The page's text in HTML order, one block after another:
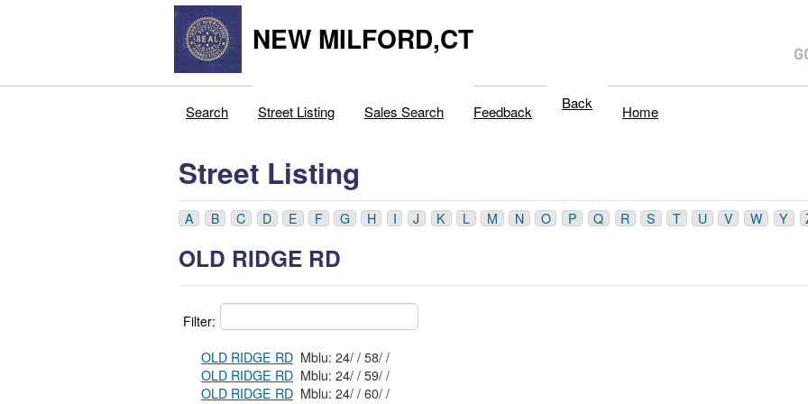
NEW MILFORD,CT
Search Street Listing Sales Search Feedback Back Home
Street Listing
A B C D E F G H I J K L M N O P Q R S T U V W Y
OLD RIDGE RD
Filter:
OLD RIDGE RD
Mblu: 24/ / 58/ /
OLD RIDGE RD
Mblu: 24/ / 59/ /
OLD RIDGE RD
Mblu: 24/ / 60/ /